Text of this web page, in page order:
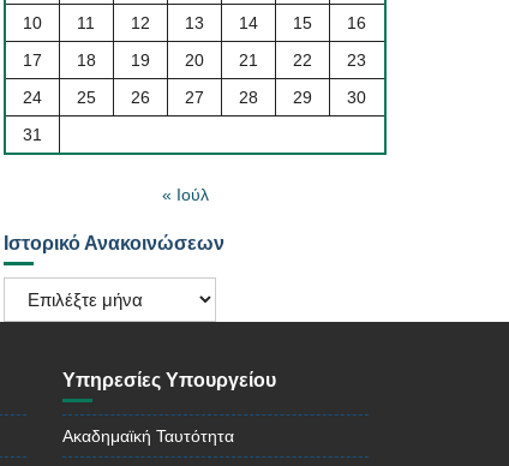
10
11 12 13 14 15
16
17
18 19 20 21 22
23
24
25 26 27 28 29
30
31
« Ιούλ
Ιστορικό Ανακοινώσεων
Ιστορικό
Ανακοινώσεων
Υπηρεσίες Υπουργείου
Ακαδημαϊκή Ταυτότητα